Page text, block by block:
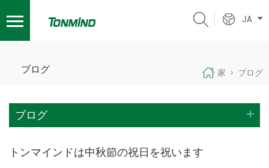
JA
ブログ 家 ブログ
ブログ
トンマインドは中秋節の祝日を祝います